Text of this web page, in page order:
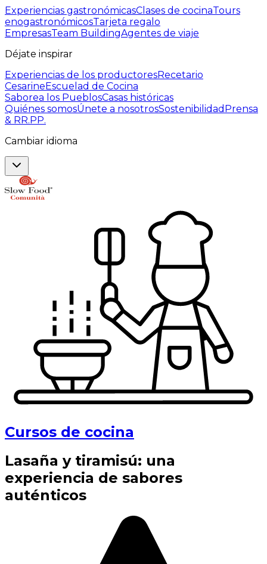
Experiencias gastronómicasClases de cocinaTours
enogastronómicosTarjeta regalo
EmpresasTeam BuildingAgentes de viaje
Déjate inspirar
Experiencias de los productoresRecetario
CesarineEscuelad de Cocina
Saborea los PueblosCasas históricas
Quiénes somosÚnete a nosotrosSostenibilidad Prensa
& RR.PP.
Cambiar idioma
Cursos de cocina
Lasaña y tiramisú: una
experiencia de sabores
auténticos